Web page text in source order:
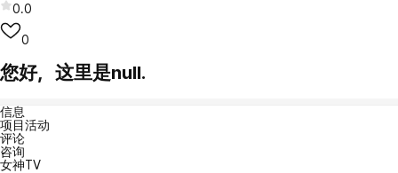
0.0
0
您好，这里是null.
信息
项目活动
评论
咨询
女神TV